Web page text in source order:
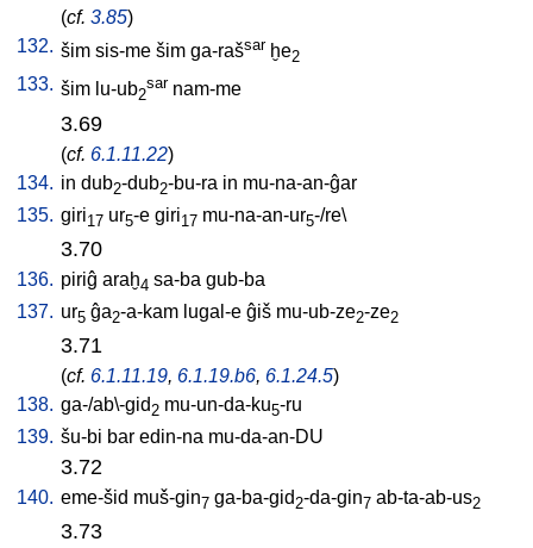
(cf. 3.85)
132. šim sis-me šim ga-rašsar ḫe2
133. šim lu-ub2
sar nam-me
3.69
(cf. 6.1.11.22)
134. in dub2-dub2-bu-ra in mu-na-an-ĝar
135. giri17 ur5-e giri17 mu-na-an-ur5-/re\
3.70
136. piriĝ araḫ4 sa-ba gub-ba
137. ur5 ĝa2-a-kam lugal-e ĝiš mu-ub-ze2-ze2
3.71
(cf. 6.1.11.19, 6.1.19.b6, 6.1.24.5)
138. ga-/ab\-gid 2 mu-un-da-ku5-ru
139. šu-bi bar edin-na mu-da-an-DU
3.72
140. eme-šid muš-gin7 ga-ba-gid 2-da-gin7 ab-ta-ab-us2
3.73